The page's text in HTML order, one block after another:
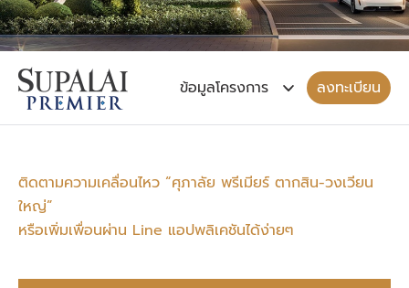
ลงทะเบียน
ติดตามความเคลื่อนไหว “ศุภาลัย พรีเมียร์ ตากสิน-วงเวียน
ใหญ่”
หรือเพิ่มเพื่อนผ่าน Line แอปพลิเคชันได้ง่ายๆ